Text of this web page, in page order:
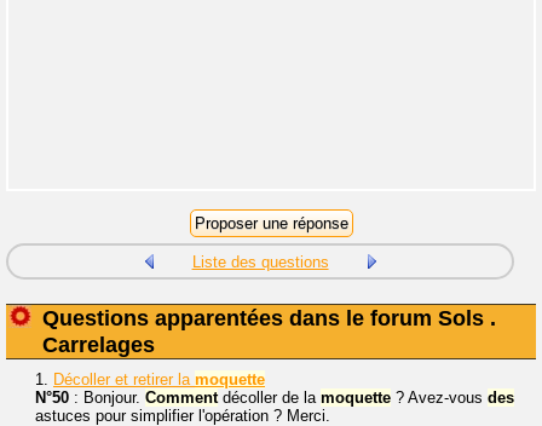
Liste des questions
Questions apparentées dans le forum Sols .
Carrelages
1. Décoller et retirer la moquette
N°50 : Bonjour. Commentdécoller de la moquette ? Avez-vous des
astuces pour simplifier l'opération ? Merci.